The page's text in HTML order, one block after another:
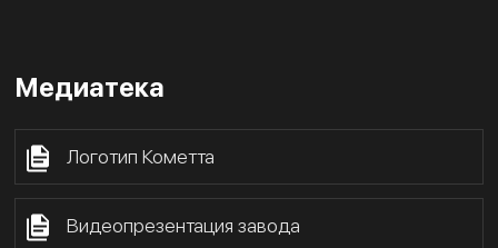
Медиатека
Логотип Кометта
Видеопрезентация завода